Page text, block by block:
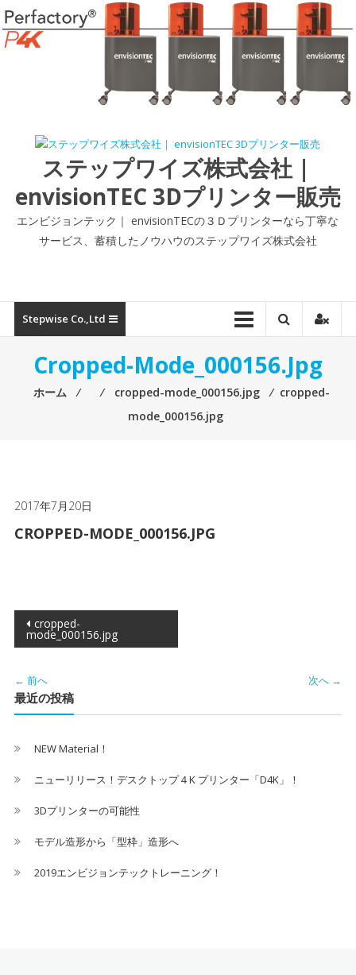
コ
ン
テ
ステップワイズ株式会社｜
envisionTEC 3Dプリンター販売
エンビジョンテック｜ envisionTECの３Ｄプリンターなら丁寧な
サービス、蓄積したノウハウのステップワイズ株式会社
Stepwise Co.,ltd
Cropped-Mode_000156.jpg
ホーム ⁄ ⁄ cropped-mode_000156.jpg ⁄ cropped-
mode_000156.jpg
2017年7月20日
CROPPED-MODE_000156.JPG
投
稿
ナ
ビ
ゲ
ー
シ
ョ
ン
cropped-
mode_000156.jpg
← 前へ 次へ →
最近の投稿
NEW Material！
ニューリリース！デスクトップ４K プリンター「D4K」！
3Dプリンターの可能性
モデル造形から「型枠」造形へ
2019エンビジョンテックトレーニング！